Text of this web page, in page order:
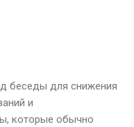
беседы для снижения
и
которые обычно